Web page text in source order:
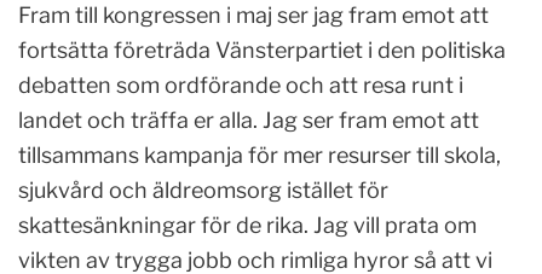
Fram till kongressen i maj ser jag fram emot att
fortsätta företräda Vänsterpartiet i den politiska
debatten som ordförande och att resa runt i
landet och träffa er alla. Jag ser fram emot att
tillsammans kampanja för mer resurser till skola,
sjukvård och äldreomsorg istället för
skattesänkningar för de rika. Jag vill prata om
vikten av trygga jobb och rimliga hyror så att vi